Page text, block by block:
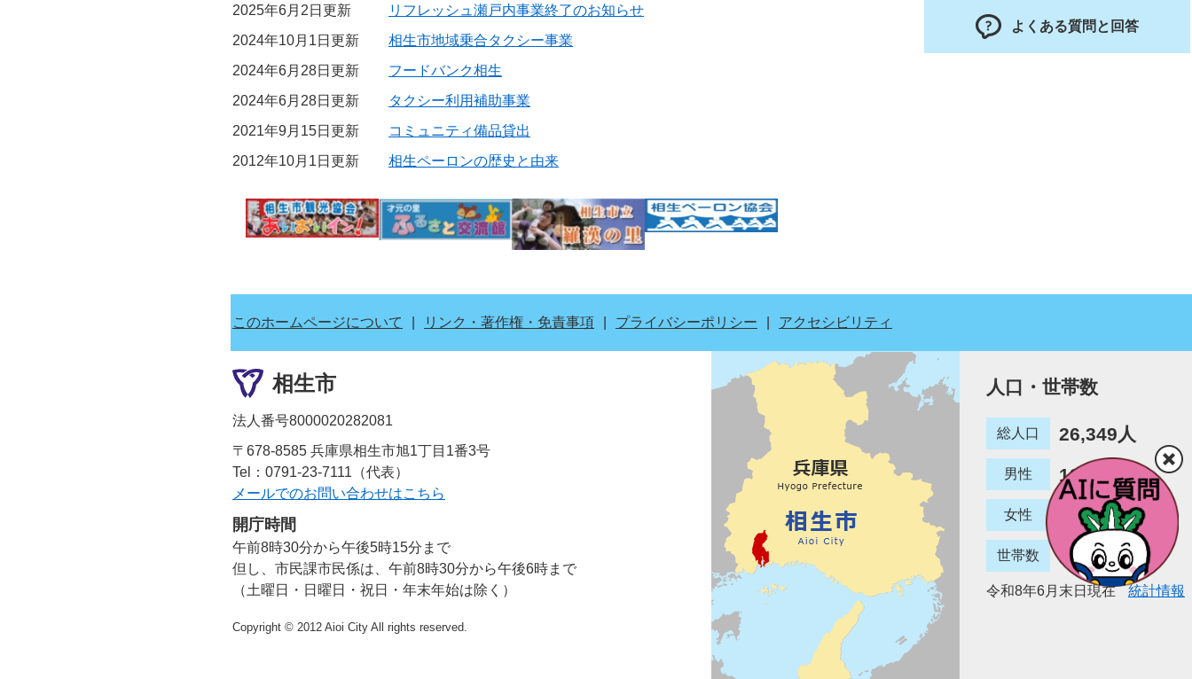
2025年6月2日更新
リフレッシュ瀬戸内事業終了のお知らせ
2024年10月1日更新
相生市地域乗合タクシー事業
2024年6月28日更新
フードバンク相生
2024年6月28日更新
タクシー利用補助事業
2021年9月15日更新
コミュニティ備品貸出
2012年10月1日更新
相生ペーロンの歴史と由来
よくある質問と回答
このホームページについて リンク・著作権・免責事項 プライバシーポリシー アクセシビリティ
相生市
法人番号8000020282081
〒678-8585 兵庫県相生市旭1丁目1番3号
Tel：0791-23-7111（代表）
メールでのお問い合わせはこちら
開庁時間
午前8時30分から午後5時15分まで
但し、市民課市民係は、午前8時30分から午後6時まで
（土曜日・日曜日・祝日・年末年始は除く）
Copyright © 2012 Aioi City All rights reserved.
人口・世帯数
総人口 26,349人
男性 12,780人
女性 13,569人
世帯数 12,887世帯
令和8年6月末日現在 統計情報